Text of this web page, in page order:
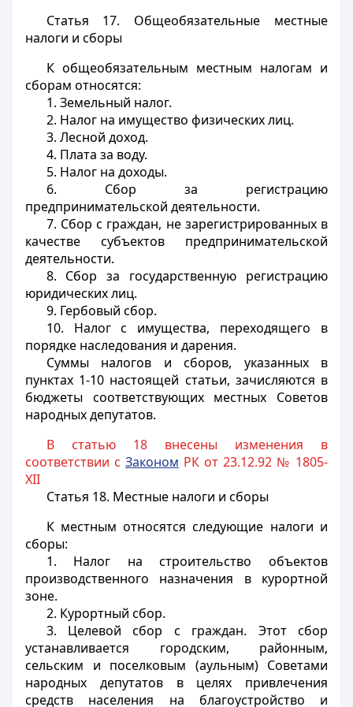
Статья 17. Общеобязательные местные
налоги и сборы
К общеобязательным местным налогам и
сборам относятся:
1. Земельный налог.
2. Налог на имущество физических лиц.
3. Лесной доход.
4. Плата за воду.
5. Налог на доходы.
6. Сбор за регистрацию
предпринимательской деятельности.
7. Сбор с граждан, не зарегистрированных в
качестве субъектов предпринимательской
деятельности.
8. Сбор за государственную регистрацию
юридических лиц.
9. Гербовый сбор.
10. Налог с имущества, переходящего в
порядке наследования и дарения.
Суммы налогов и сборов, указанных в
пунктах 1-10 настоящей статьи, зачисляются в
бюджеты соответствующих местных Советов
народных депутатов.
В статью 18 внесены изменения в
соответствии с Законом РК от 23.12.92 № 1805-
XII
Статья 18. Местные налоги и сборы
К местным относятся следующие налоги и
сборы:
1. Налог на строительство объектов
производственного назначения в курортной
зоне.
2. Курортный сбор.
3. Целевой сбор с граждан. Этот сбор
устанавливается городским, районным,
сельским и поселковым (аульным) Советами
народных депутатов в целях привлечения
средств населения на благоустройство и